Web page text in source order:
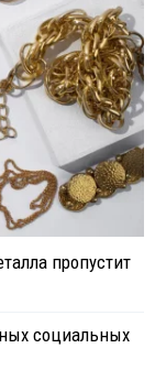
пропустит
социальных